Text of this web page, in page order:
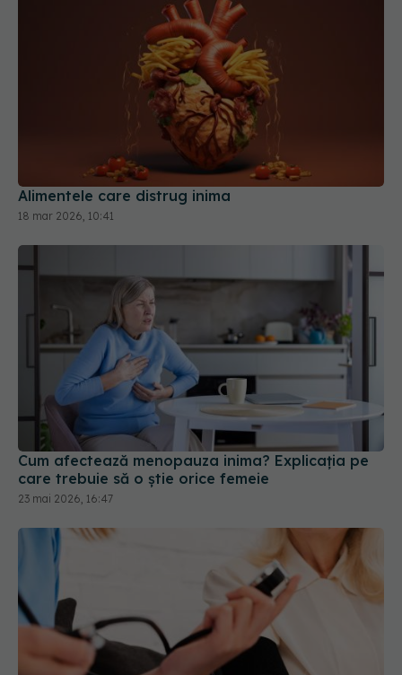
Alimentele care distrug inima
18 mar 2026, 10:41
Cum afectează menopauza inima? Explicația pe
care trebuie să o știe orice femeie
23 mai 2026, 16:47